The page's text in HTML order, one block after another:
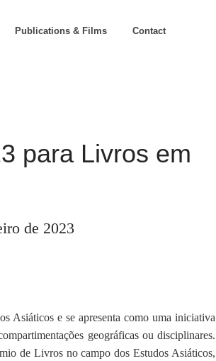
Publications & Films Contact
para Livros em
de 2023
Asiáticos e se apresenta como uma iniciativa
geográficas ou disciplinares.
de Livros no campo dos Estudos Asiáticos,